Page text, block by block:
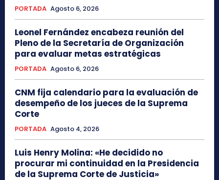
PORTADA Agosto 6, 2026
Leonel Fernández encabeza reunión del
Pleno de la Secretaría de Organización
para evaluar metas estratégicas
PORTADA Agosto 6, 2026
CNM fija calendario para la evaluación de
desempeño de los jueces de la Suprema
Corte
PORTADA Agosto 4, 2026
Luis Henry Molina: «He decidido no
procurar mi continuidad en la Presidencia
de la Suprema Corte de Justicia»